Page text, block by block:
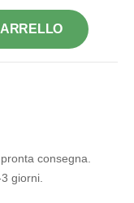
consegna.
giorni.